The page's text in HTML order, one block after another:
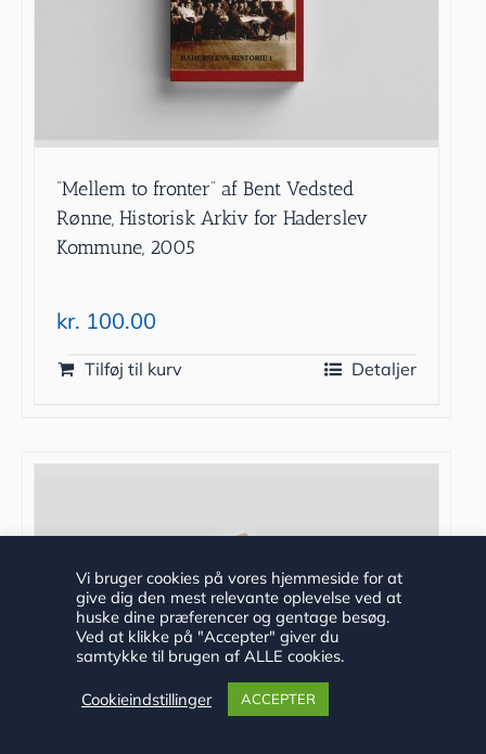
”Mellem to fronter” af Bent Vedsted
Rønne, Historisk Arkiv for Haderslev
Kommune, 2005
kr. 100.00
Tilføj til kurv Detaljer
Vi bruger cookies på vores hjemmeside for at
give dig den mest relevante oplevelse ved at
huske dine præferencer og gentage besøg.
Ved at klikke på "Accepter" giver du
samtykke til brugen af ALLE cookies.
Cookieindstillinger ACCEPTER